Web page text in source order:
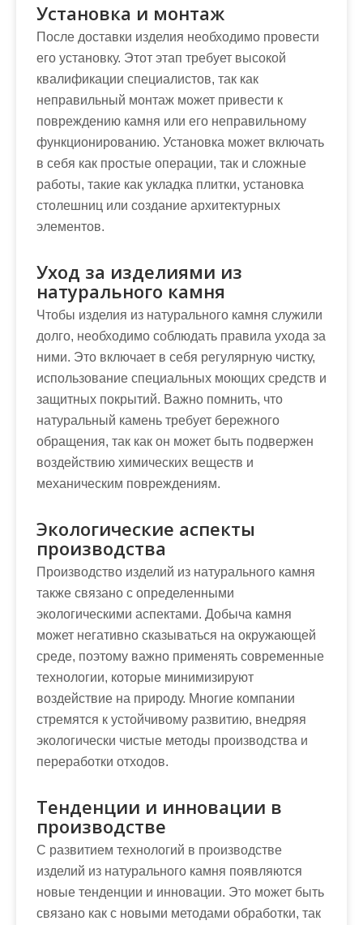
Установка и монтаж
После доставки изделия необходимо провести
его установку. Этот этап требует высокой
квалификации специалистов, так как
неправильный монтаж может привести к
повреждению камня или его неправильному
функционированию. Установка может включать
в себя как простые операции, так и сложные
работы, такие как укладка плитки, установка
столешниц или создание архитектурных
элементов.
Уход за изделиями из
натурального камня
Чтобы изделия из натурального камня служили
долго, необходимо соблюдать правила ухода за
ними. Это включает в себя регулярную чистку,
использование специальных моющих средств и
защитных покрытий. Важно помнить, что
натуральный камень требует бережного
обращения, так как он может быть подвержен
воздействию химических веществ и
механическим повреждениям.
Экологические аспекты
производства
Производство изделий из натурального камня
также связано с определенными
экологическими аспектами. Добыча камня
может негативно сказываться на окружающей
среде, поэтому важно применять современные
технологии, которые минимизируют
воздействие на природу. Многие компании
стремятся к устойчивому развитию, внедряя
экологически чистые методы производства и
переработки отходов.
Тенденции и инновации в
производстве
С развитием технологий в производстве
изделий из натурального камня появляются
новые тенденции и инновации. Это может быть
связано как с новыми методами обработки, так